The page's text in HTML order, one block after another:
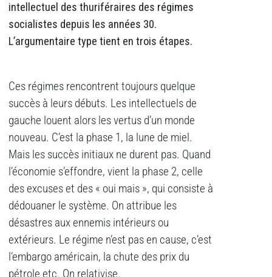
intellectuel des thuriféraires des régimes
socialistes depuis les années 30.
L’argumentaire type tient en trois étapes.
Ces régimes rencontrent toujours quelque
succès à leurs débuts. Les intellectuels de
gauche louent alors les vertus d’un monde
nouveau. C’est la phase 1, la lune de miel.
Mais les succès initiaux ne durent pas. Quand
l’économie s’effondre, vient la phase 2, celle
des excuses et des « oui mais », qui consiste à
dédouaner le système. On attribue les
désastres aux ennemis intérieurs ou
extérieurs. Le régime n’est pas en cause, c’est
l’embargo américain, la chute des prix du
pétrole etc. On relativise.